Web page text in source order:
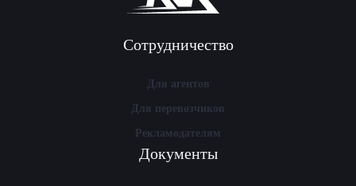
Сотрудничество
Для агентов
Для перевозчиков
Рекламодателям
Документы